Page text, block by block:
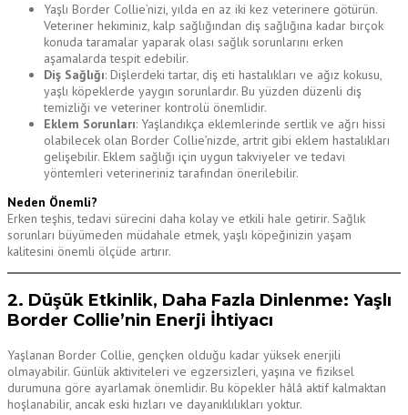
Yaşlı Border Collie’nizi, yılda en az iki kez veterinere götürün.
Veteriner hekiminiz, kalp sağlığından diş sağlığına kadar birçok
konuda taramalar yaparak olası sağlık sorunlarını erken
aşamalarda tespit edebilir.
Diş Sağlığı: Dişlerdeki tartar, diş eti hastalıkları ve ağız kokusu,
yaşlı köpeklerde yaygın sorunlardır. Bu yüzden düzenli diş
temizliği ve veteriner kontrolü önemlidir.
Eklem Sorunları: Yaşlandıkça eklemlerinde sertlik ve ağrı hissi
olabilecek olan Border Collie’nizde, artrit gibi eklem hastalıkları
gelişebilir. Eklem sağlığı için uygun takviyeler ve tedavi
yöntemleri veterineriniz tarafından önerilebilir.
Neden Önemli?
Erken teşhis, tedavi sürecini daha kolay ve etkili hale getirir. Sağlık
sorunları büyümeden müdahale etmek, yaşlı köpeğinizin yaşam
kalitesini önemli ölçüde artırır.
2. Düşük Etkinlik, Daha Fazla Dinlenme: Yaşlı
Border Collie’nin Enerji İhtiyacı
Yaşlanan Border Collie, gençken olduğu kadar yüksek enerjili
olmayabilir. Günlük aktiviteleri ve egzersizleri, yaşına ve fiziksel
durumuna göre ayarlamak önemlidir. Bu köpekler hâlâ aktif kalmaktan
hoşlanabilir, ancak eski hızları ve dayanıklılıkları yoktur.